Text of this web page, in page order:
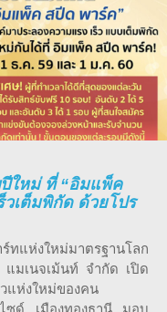
ใหม่ ที่ “อิมแพ็ค
เต็มพิกัด ด้วยโปร
ห่งใหม่มาตรฐานโลก
มเนจเม้นท์ จำกัด เปิด
แห่งใหม่ของคน
ซด์ เมืองทองธานี มอบ